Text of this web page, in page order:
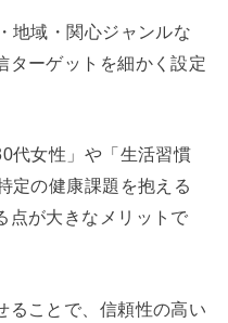
地域・関心ジャンルな
ターゲットを細かく設定
代女性」や「生活習慣
定の健康課題を抱える
点が大きなメリットで
ることで、信頼性の高い